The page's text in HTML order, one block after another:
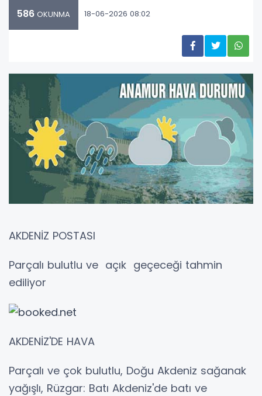
586 OKUNMA 18-06-2026 08:02
AKDENİZ POSTASI
Parçalı bulutlu ve açık geçeceği tahmin
ediliyor
AKDENİZ'DE HAVA
Parçalı ve çok bulutlu, Doğu Akdeniz sağanak
yağışlı, Rüzgar: Batı Akdeniz'de batı ve